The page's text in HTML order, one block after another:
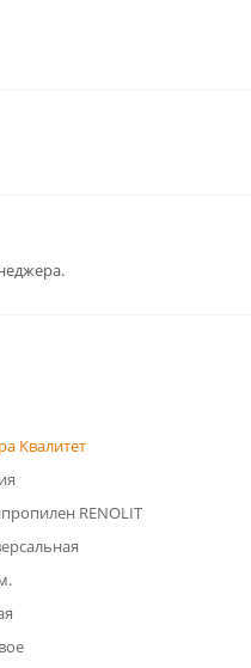
Квалитет
RENOLIT